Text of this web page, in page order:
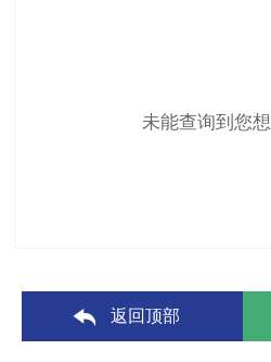
未能查询到您
返回顶部